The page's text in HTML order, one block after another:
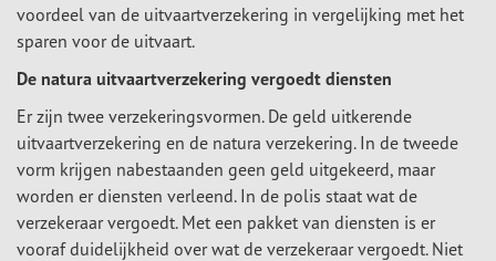
voordeel van de uitvaartverzekering in vergelijking met het
sparen voor de uitvaart.
De natura uitvaartverzekering vergoedt diensten
Er zijn twee verzekeringsvormen. De geld uitkerende
uitvaartverzekering en de natura verzekering. In de tweede
vorm krijgen nabestaanden geen geld uitgekeerd, maar
worden er diensten verleend. In de polis staat wat de
verzekeraar vergoedt. Met een pakket van diensten is er
vooraf duidelijkheid over wat de verzekeraar vergoedt. Niet